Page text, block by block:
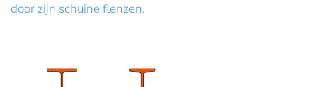
door zijn schuine flenzen.